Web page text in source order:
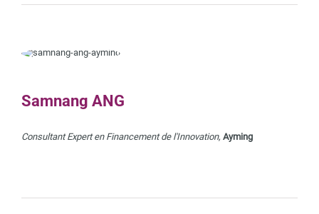
Samnang ANG
Consultant Expert en Financement de l'Innovation, Ayming